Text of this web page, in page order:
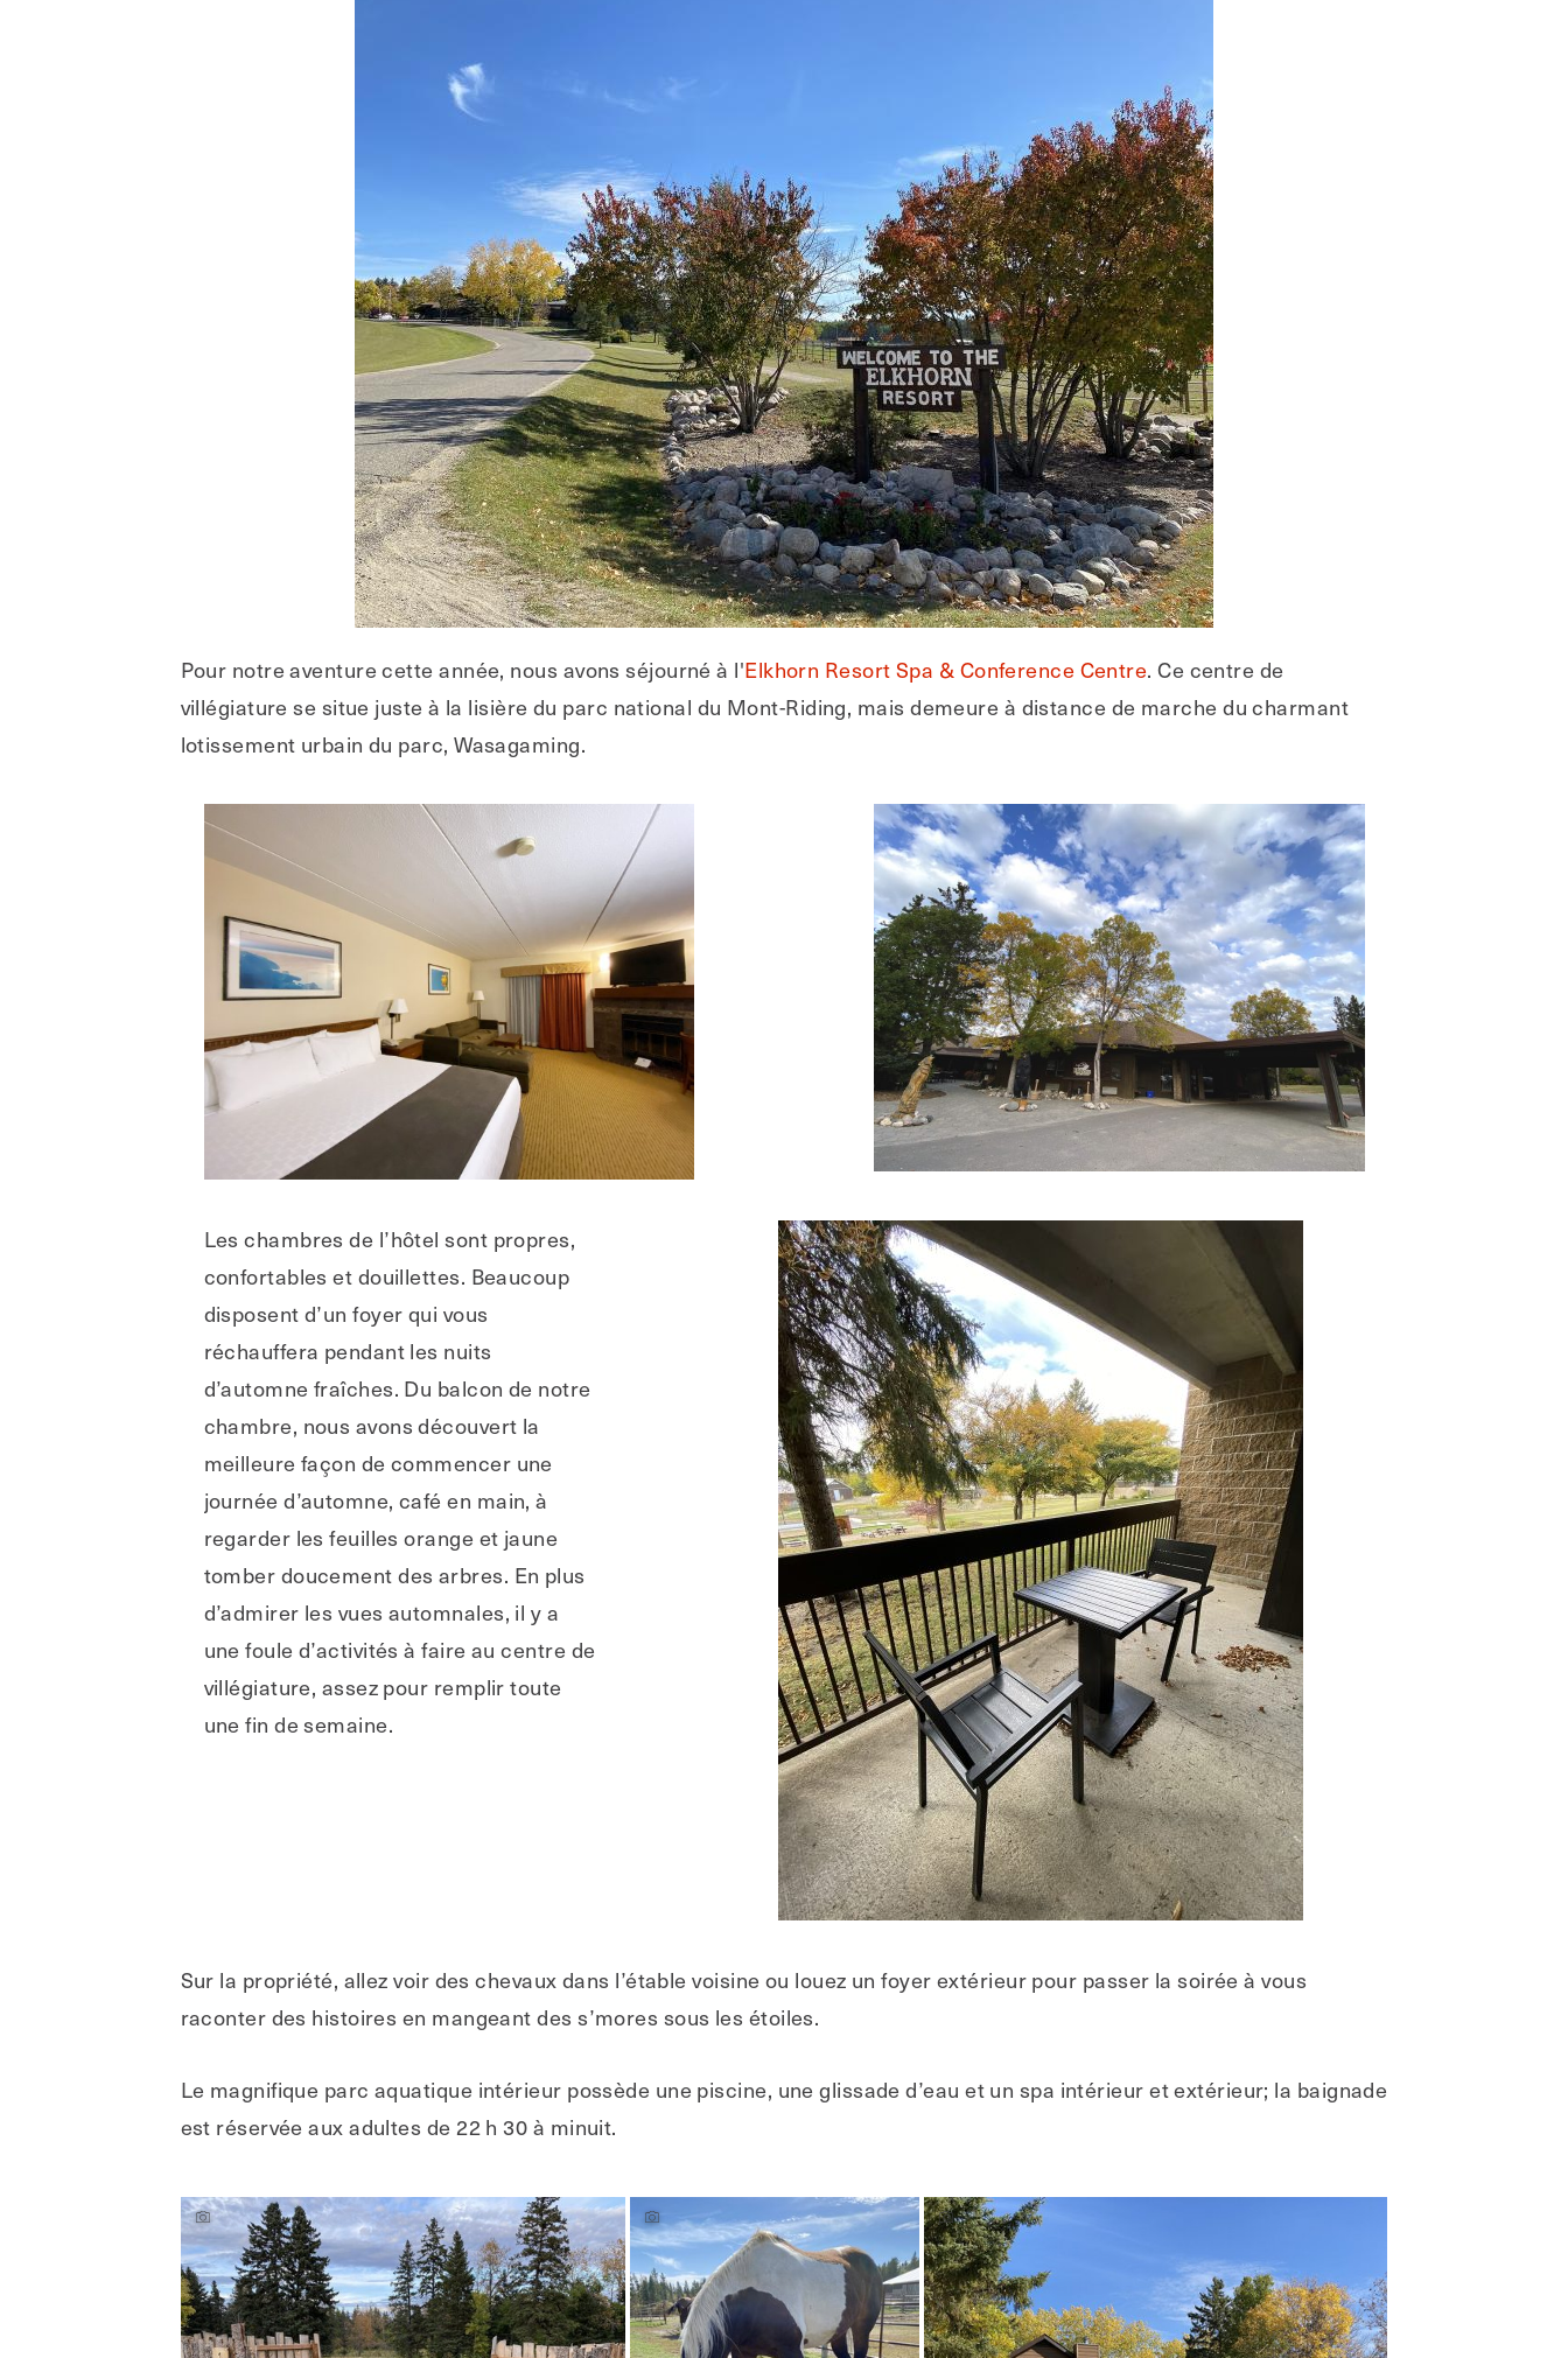
Pour notre aventure cette année, nous avons séjourné à l'Elkhorn Resort Spa & Conference Centre. Ce centre de
villégiature se situe juste à la lisière du parc national du Mont-Riding, mais demeure à distance de marche du charmant
lotissement urbain du parc, Wasagaming.
Les chambres de l’hôtel sont propres,
confortables et douillettes. Beaucoup
disposent d’un foyer qui vous
réchauffera pendant les nuits
d’automne fraîches. Du balcon de notre
chambre, nous avons découvert la
meilleure façon de commencer une
journée d’automne, café en main, à
regarder les feuilles orange et jaune
tomber doucement des arbres. En plus
d’admirer les vues automnales, il y a
une foule d’activités à faire au centre de
villégiature, assez pour remplir toute
une fin de semaine.
Sur la propriété, allez voir des chevaux dans l’étable voisine ou louez un foyer extérieur pour passer la soirée à vous
raconter des histoires en mangeant des s’mores sous les étoiles.
Le magnifique parc aquatique intérieur possède une piscine, une glissade d’eau et un spa intérieur et extérieur; la baignade
est réservée aux adultes de 22 h 30 à minuit.